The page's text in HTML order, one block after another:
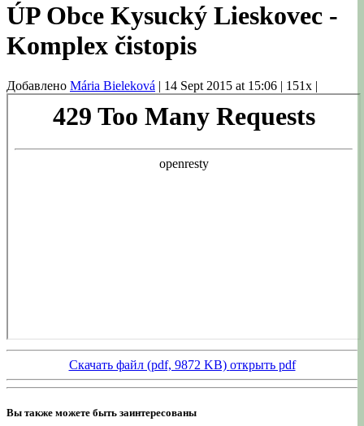
ÚP Obce Kysucký Lieskovec -
Komplex čistopis
Добавлено Mária Bieleková | 14 Sept 2015 at 15:06 | 151x |
Скачать файл (pdf, 9872 KB) открыть pdf
Вы также можете быть заинтересованы